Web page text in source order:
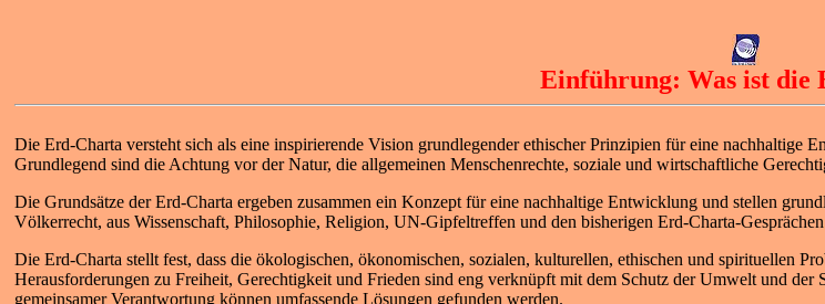
Einführung: Was ist die
Die Erd-Charta versteht sich als eine inspirierende Vision grundlegender ethischer Prinzipien für eine
Grundlegend sind die Achtung vor der Natur, die allgemeinen Menschenrechte, soziale und wirtschaftliche
Die Grundsätze der Erd-Charta ergeben zusammen ein Konzept für eine nachhaltige Entwicklung und stellen
Völkerrecht, aus Wissenschaft, Philosophie, Religion, UN-Gipfeltreffen und den bisherigen Erd-Charta-
Die Erd-Charta stellt fest, dass die ökologischen, ökonomischen, sozialen, kulturellen, ethischen und spirituellen
Herausforderungen zu Freiheit, Gerechtigkeit und Frieden sind eng verknüpft mit dem Schutz der Umwelt und
gemeinsamer Verantwortung können umfassende Lösungen gefunden werden.